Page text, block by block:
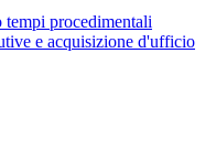
procedimentali
e acquisizione d'ufficio